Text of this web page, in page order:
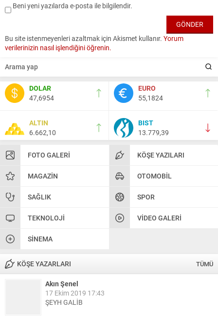
DOLAR
47,6954
EURO
55,1824
ALTIN
6.662,10
BIST
13.779,39
FOTO GALERI KÖŞE YAZILARI
MAGAZIN OTOMOBIL
SAĞLIK SPOR
TEKNOLOJI VIDEO GALERI
SINEMA
KÖŞE YAZARLARI TÜMÜ
Akın Şenel
17 Ekim 2019 17:43
ŞEYH GALİB
Beni yeni yazılarda e-posta ile bilgilendir.
Bu site istenmeyenleri azaltmak için Akismet kullanır. Yorum
verilerinizin nasıl işlendiğini öğrenin.